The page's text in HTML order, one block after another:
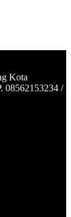
Kota
08562153234 /